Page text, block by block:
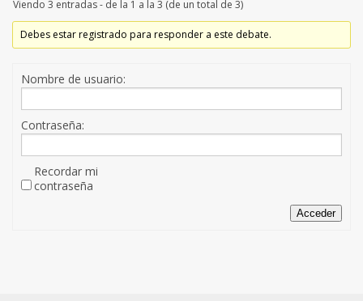
Viendo 3 entradas - de la 1 a la 3 (de un total de 3)
Debes estar registrado para responder a este debate.
Nombre de usuario:
Contraseña:
Recordar mi
contraseña
Acceder